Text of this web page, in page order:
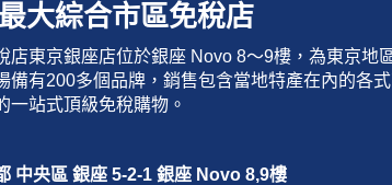
大綜合市區免稅店
店東京銀座店位於銀座 Novo 8～9樓，為東京地
備有200多個品牌，銷售包含當地特產在內的各
一站式頂級免稅購物。
中央區 銀座 5-2-1 銀座 Novo 8,9樓